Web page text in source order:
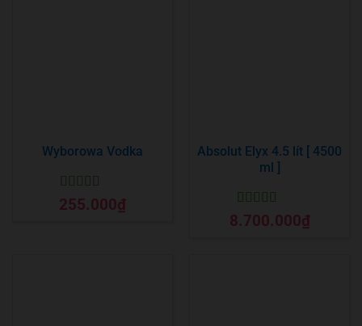
Wyborowa Vodka
Được xếp
hạng55 sao
255.000₫
Absolut Elyx 4.5 lít [ 4500
ml ]
Được xếp
hạng55 sao
8.700.000₫